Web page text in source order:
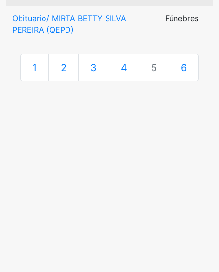
Obituario/ MIRTA BETTY SILVA
PEREIRA (QEPD)
Fúnebres
1 2 3 4 5 6